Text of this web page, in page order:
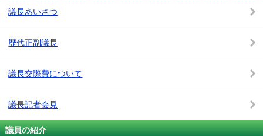
議長あいさつ
歴代正副議長
議長交際費について
議長記者会見
議員の紹介